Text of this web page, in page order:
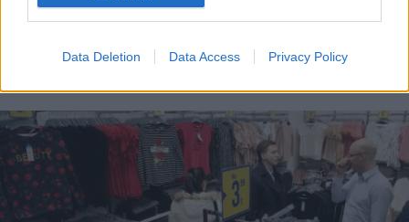
Data Deletion Data Access Privacy Policy